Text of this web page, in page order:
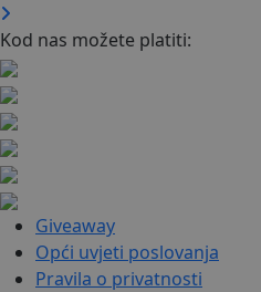
Kod nas možete platiti:
Giveaway
Opći uvjeti poslovanja
Pravila o privatnosti